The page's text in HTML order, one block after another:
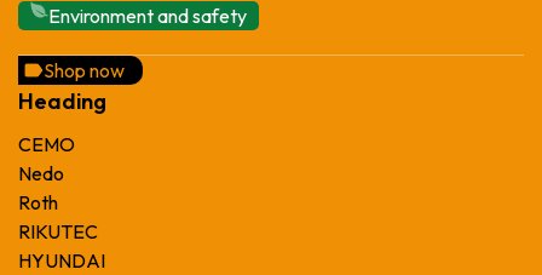
Environment and safety
Shop now
Heading
CEMO
Nedo
Roth
RIKUTEC
HYUNDAI